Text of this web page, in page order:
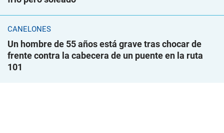
CANELONES
Un hombre de 55 años está grave tras chocar de
frente contra la cabecera de un puente en la ruta
101